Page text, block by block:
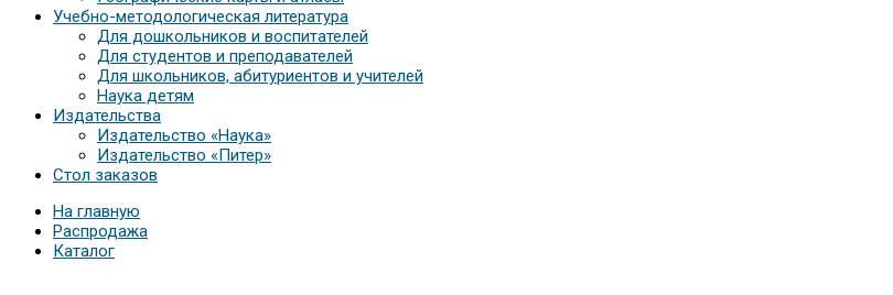
Учебно-методологическая литература
Для дошкольников и воспитателей
Для студентов и преподавателей
Для школьников, абитуриентов и учителей
Наука детям
Издательства
Издательство «Наука»
Издательство «Питер»
Стол заказов
На главную
Распродажа
Каталог